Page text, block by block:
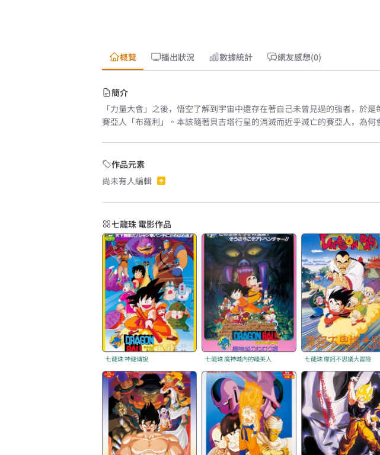
概覽 播出狀況 數據統計 網友感想(0)
簡介
「力量大會」之後，悟空了解到宇宙中還存在著自己未曾見過的強者，於
賽亞人「布羅利」。本該隨著貝吉塔行星的消滅而近乎滅亡的賽亞人，為
作品元素
尚未有人編輯
七龍珠 電影作品
七龍珠 神龍傳說 七龍珠 魔神城內的睡美人 七龍珠 摩訶不思議大冒險